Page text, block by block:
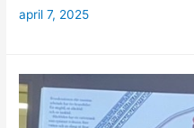
april 7, 2025